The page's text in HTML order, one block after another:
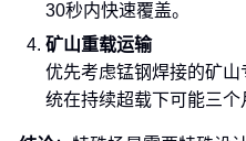
30秒内快速覆盖。
矿山重载运输
优先考虑锰钢焊接的矿
统在持续超载下可能三个